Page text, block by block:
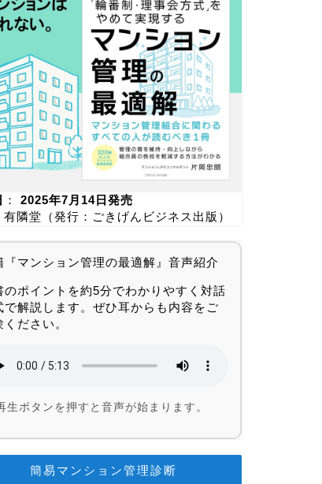
： 2025年7月14日発売
有隣堂（発行：ごきげんビジネス出版）
『マンション管理の最適解』音声紹介
のポイントを約5分でわかりやすく対話
で解説します。ぜひ耳からも内容をご
ください。
生ボタンを押すと音声が始まります。
簡易マンション管理診断